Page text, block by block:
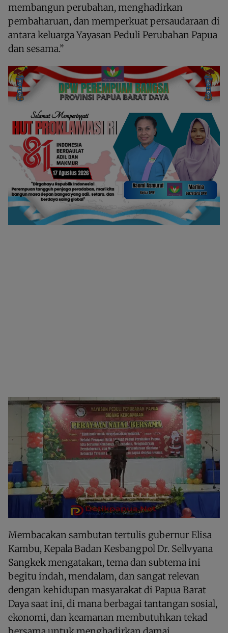
membangun perubahan, menghadirkan
pembaharuan, dan memperkuat persaudaraan di
antara keluarga Yayasan Peduli Perubahan Papua
dan sesama.”
Membacakan sambutan tertulis gubernur Elisa
Kambu, Kepala Badan Kesbangpol Dr. Sellvyana
Sangkek mengatakan, tema dan subtema ini
begitu indah, mendalam, dan sangat relevan
dengan kehidupan masyarakat di Papua Barat
Daya saat ini, di mana berbagai tantangan sosial,
ekonomi, dan keamanan membutuhkan tekad